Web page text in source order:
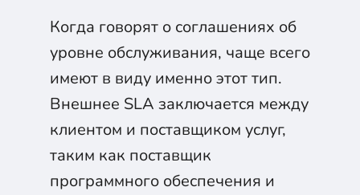
Когда говорят о соглашениях об
уровне обслуживания, чаще всего
имеют в виду именно этот тип.
Внешнее SLA заключается между
клиентом и поставщиком услуг,
таким как поставщик
программного обеспечения и